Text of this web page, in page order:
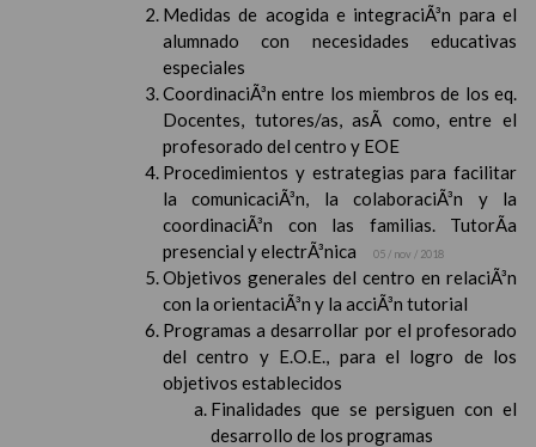
Medidas de acogida e integraciÃ³n para el
alumnado con necesidades educativas
especiales
CoordinaciÃ³n entre los miembros de los eq.
Docentes, tutores/as, asÃ­ como, entre el
profesorado del centro y EOE
Procedimientos y estrategias para facilitar
la comunicaciÃ³n, la colaboraciÃ³n y la
coordinaciÃ³n con las familias. TutorÃ­a
presencial y electrÃ³nica
05 / nov / 2018
Objetivos generales del centro en relaciÃ³n
con la orientaciÃ³n y la acciÃ³n tutorial
Programas a desarrollar por el profesorado
del centro y E.O.E., para el logro de los
objetivos establecidos
Finalidades que se persiguen con el
desarrollo de los programas